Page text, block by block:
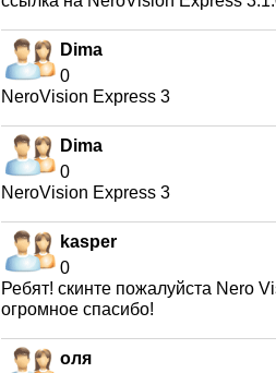
Dima
0
NeroVision Express 3
Dima
0
NeroVision Express 3
kasper
0
Ребят! скинте пожалуйста Nero
огромное спасибо!
оля